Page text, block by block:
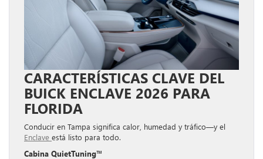
CARACTERÍSTICAS CLAVE DEL
BUICK ENCLAVE 2026 PARA
FLORIDA
Conducir en Tampa significa calor, humedad y tráfico—y el
Enclave está listo para todo.
Cabina QuietTuning™